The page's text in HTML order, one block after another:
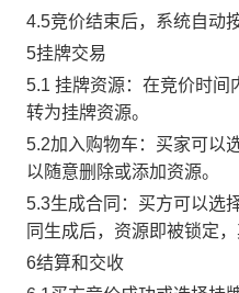
4.5竞价结束后，系统自动
5挂牌交易
5.1 挂牌资源：在竞价时间
转为挂牌资源。
5.2加入购物车：买家可以
以随意删除或添加资源。
5.3生成合同：买方可以选
同生成后，资源即被锁定
6结算和交收